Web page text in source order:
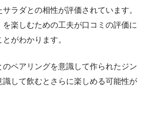
ラダとの相性が評価されています。
を楽しむための工夫が口コミの評価に
がわかります。
ペアリングを意識して作られたジン
識して飲むとさらに楽しめる可能性が